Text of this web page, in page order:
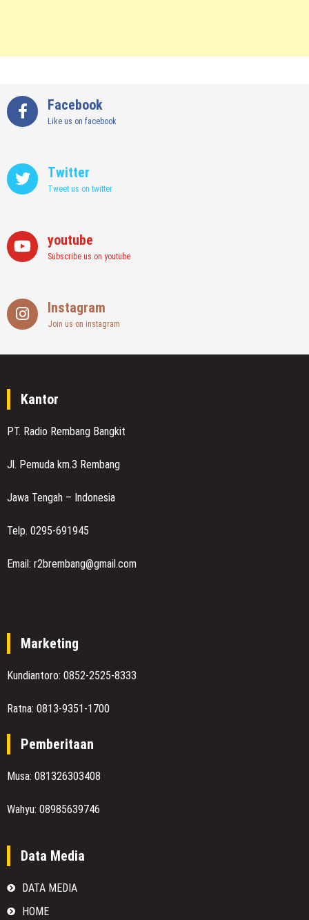
Facebook
Like us on facebook
Twitter
Tweet us on twitter
youtube
Subscribe us on youtube
Instagram
Join us on instagram
Kantor
PT. Radio Rembang Bangkit
Jl. Pemuda km.3 Rembang
Jawa Tengah – Indonesia
Telp. 0295-691945
Email: r2brembang@gmail.com
Marketing
Kundiantoro: 0852-2525-8333
Ratna: 0813-9351-1700
Pemberitaan
Musa: 081326303408
Wahyu: 08985639746
Data Media
DATA MEDIA
HOME